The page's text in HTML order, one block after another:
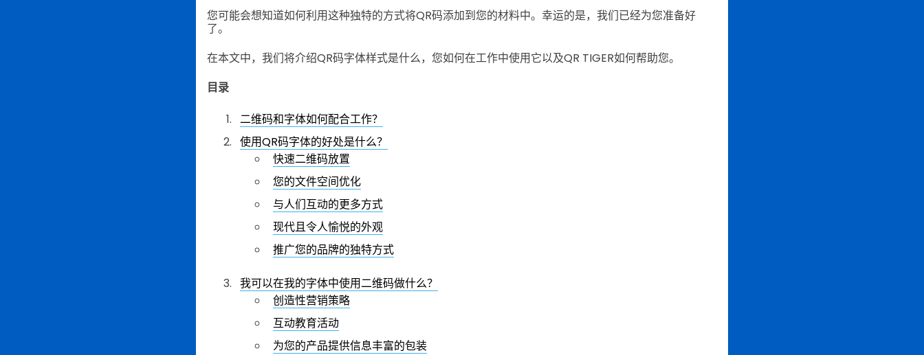
您可能会想知道如何利用这种独特的方式将QR码添加到您的材料中。幸运的是，我们已经为您准备好
了。
在本文中，我们将介绍QR码字体样式是什么，您如何在工作中使用它以及QR TIGER如何帮助您。
目录
二维码和字体如何配合工作？
使用QR码字体的好处是什么？
快速二维码放置
您的文件空间优化
与人们互动的更多方式
现代且令人愉悦的外观
推广您的品牌的独特方式
我可以在我的字体中使用二维码做什么？
创造性营销策略
互动教育活动
为您的产品提供信息丰富的包装